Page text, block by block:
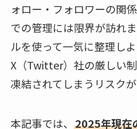
ォロー・フォロワーの関
での管理には限界が訪れ
ルを使って一気に整理しよ
X（Twitter）社の厳しい
凍結されてしまうリスクが
本記事では、 2025年現在